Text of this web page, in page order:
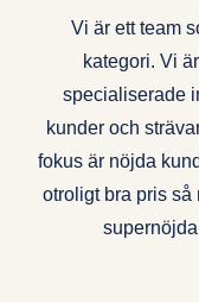
Vi är ett team
kategori. Vi
specialiserade
kunder och
fokus är nöjda
otroligt bra pris så